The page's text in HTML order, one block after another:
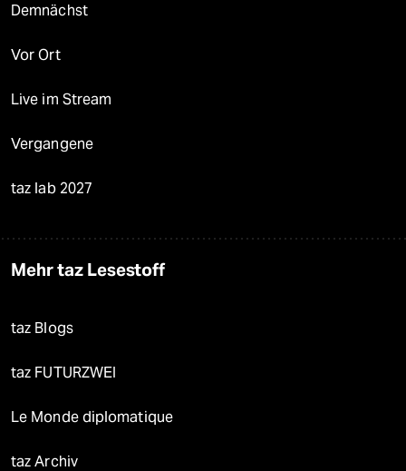
Demnächst
Vor Ort
Live im Stream
Vergangene
taz lab 2027
Mehr taz Lesestoff
taz Blogs
taz FUTURZWEI
Le Monde diplomatique
taz Archiv